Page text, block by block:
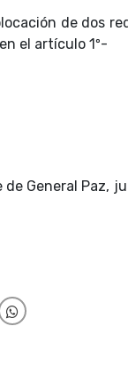
de dos
el artículo 1º-
General Paz,